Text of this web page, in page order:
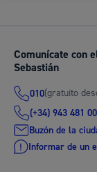
Comunícate con
Sebastián
010(gratuito
(+34) 943 481
Buzón de la
Informar de un